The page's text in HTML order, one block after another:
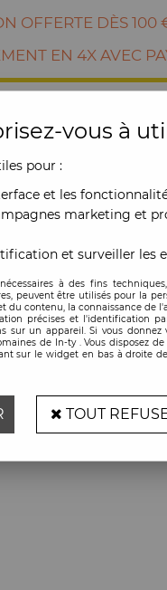
OFFERTE DÈS 100
EN 4X AVEC
ZEUS
vous à
pour :
et les
marketing et
et surveiller les
à des fins
peuvent être utilisés pour la
du contenu, la connaissance de
précises et l'identification
sur un appareil. Si vous
de In-ty . Vous disposez
sur le widget en bas à droite
TOUT